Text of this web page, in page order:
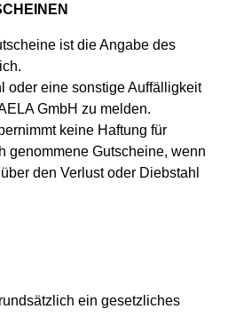
ist die Angabe des
oder eine sonstige Auffälligkeit
GmbH zu melden.
keine Haftung für
genommene Gutscheine, wenn
den Verlust oder Diebstahl
ein gesetzliches